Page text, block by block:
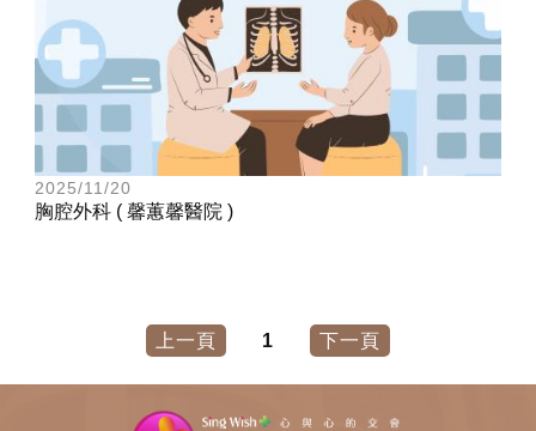
2025/11/20
胸腔外科 ( 馨蕙馨醫院 )
上一頁 1 下一頁